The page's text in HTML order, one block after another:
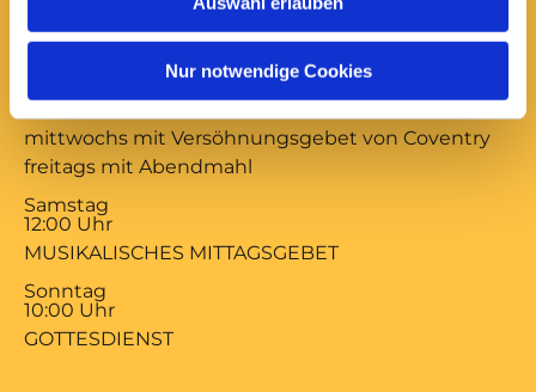
Nur notwendige Cookies
Montag bis Freitag
mittwochs mit Versöhnungsgebet von Coventry
freitags mit Abendmahl
Samstag
12:00 Uhr
MUSIKALISCHES MITTAGSGEBET
Sonntag
10:00 Uhr
GOTTESDIENST